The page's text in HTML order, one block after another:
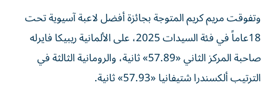
وتفوقت مريم كريم المتوجة بجائزة أفضل لاعبة آسيوية تحت
18عاماً في فئة السيدات 2025، على الألمانية ريبيكا فايرله
صاحبة المركز الثاني «57.89» ثانية، والرومانية الثالثة في
الترتيب ألكسندرا شتيفانيا «57.93» ثانية.